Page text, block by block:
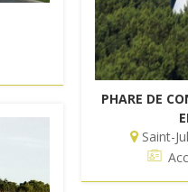
PHARE DE
Saint-